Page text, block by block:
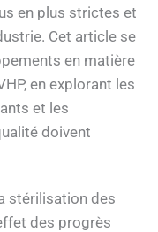
en plus strictes et
Cet article se
en matière
en explorant les
et les
doivent
stérilisation des
des progrès